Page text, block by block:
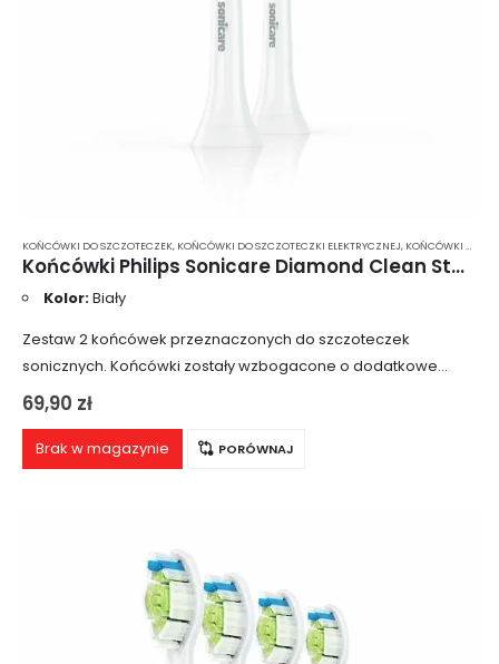
KOŃCÓWKI DO SZCZOTECZEK, KOŃCÓWKI DO SZCZOTECZKI ELEKTRYCZNEJ, KOŃCÓWKI DO SZCZOTECZKI ELEKTRYCZNEJ PHILIPS SONICARE
Końcówki Philips Sonicare Diamond Clean Standard 2 szt. HX6062
Kolor:Biały
Zestaw 2 końcówek przeznaczonych do szczoteczek
sonicznych. Końcówki zostały wzbogacone o dodatkowe
funkcje i mają większą ilość włosia, co pozwala na usunięcie
69,90 zł
Brak w magazynie PORÓWNAJ